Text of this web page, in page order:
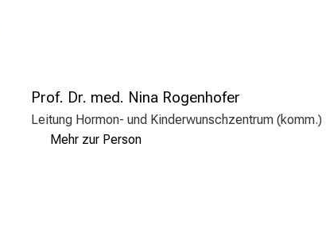
Prof. Dr. med. Nina Rogenhofer
Leitung Hormon- und Kinderwunschzentrum (komm.)
Mehr zur Person